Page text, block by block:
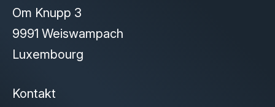
Om Knupp 3
9991 Weiswampach
Luxembourg
Kontakt